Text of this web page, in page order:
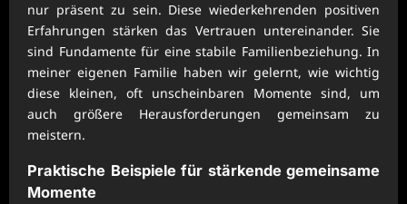
nur präsent zu sein. Diese wiederkehrenden positiven
Erfahrungen stärken das Vertrauen untereinander. Sie
sind Fundamente für eine stabile Familienbeziehung. In
meiner eigenen Familie haben wir gelernt, wie wichtig
diese kleinen, oft unscheinbaren Momente sind, um
auch größere Herausforderungen gemeinsam zu
meistern.
Praktische Beispiele für stärkende gemeinsame
Momente